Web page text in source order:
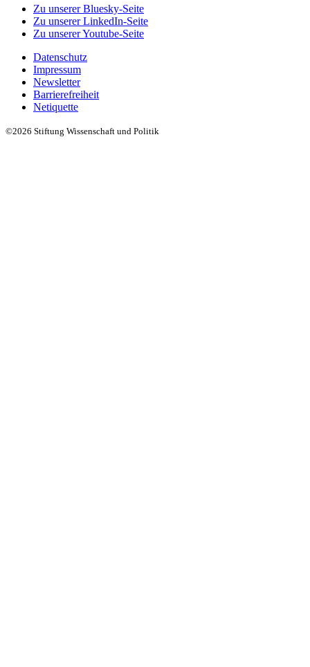
Zu unserer Bluesky-Seite
Zu unserer LinkedIn-Seite
Zu unserer Youtube-Seite
Datenschutz
Impressum
Newsletter
Barrierefreiheit
Netiquette
©2026 Stiftung Wissenschaft und Politik